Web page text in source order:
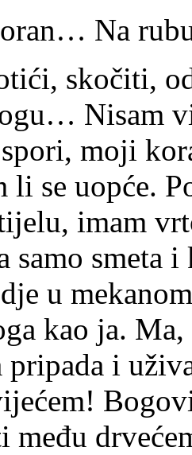
Na
skočiti,
Nisam
moji
li se uopće.
imam
samo smeta
u
kao ja. Ma,
pripada i
među